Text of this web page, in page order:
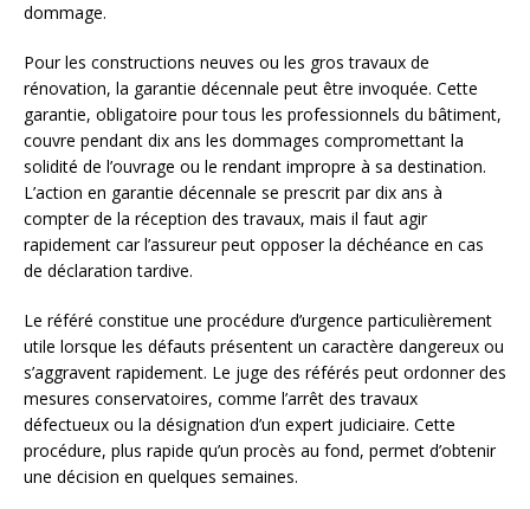
dommage.
Pour les constructions neuves ou les gros travaux de
rénovation, la garantie décennale peut être invoquée. Cette
garantie, obligatoire pour tous les professionnels du bâtiment,
couvre pendant dix ans les dommages compromettant la
solidité de l’ouvrage ou le rendant impropre à sa destination.
L’action en garantie décennale se prescrit par dix ans à
compter de la réception des travaux, mais il faut agir
rapidement car l’assureur peut opposer la déchéance en cas
de déclaration tardive.
Le référé constitue une procédure d’urgence particulièrement
utile lorsque les défauts présentent un caractère dangereux ou
s’aggravent rapidement. Le juge des référés peut ordonner des
mesures conservatoires, comme l’arrêt des travaux
défectueux ou la désignation d’un expert judiciaire. Cette
procédure, plus rapide qu’un procès au fond, permet d’obtenir
une décision en quelques semaines.